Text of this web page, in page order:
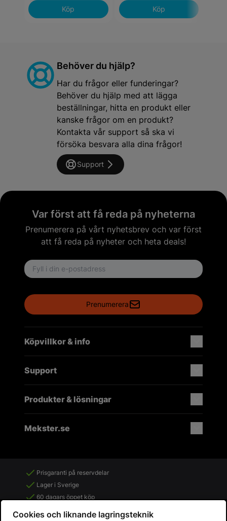
Köp Köp
Behöver du hjälp?
Har du frågor eller funderingar?
Behöver du hjälp med att lägga
beställningar, hitta en produkt eller
kanske frågor om en produkt?
Kontakta vår support så ska vi
försöka besvara alla dina frågor!
Support
Var först att få reda på nyheterna
Prenumerera på vårt nyhetsbrev och var först
att få reda på nyheter och heta deals!
Email address
Prenumerera
Köpvillkor & info
Support
Produkter & lösningar
Mekster.se
Prisgaranti på reservdelar
Lager i Sverige
60 dagars öppet köp
Fria returer
Cookies och liknande lagringsteknik